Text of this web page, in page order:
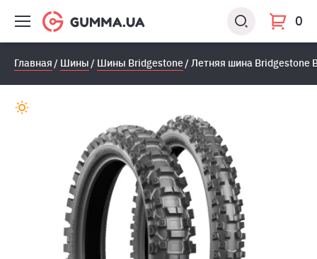
0
Главная Шины Шины Bridgestone Летняя шина Bridgestone